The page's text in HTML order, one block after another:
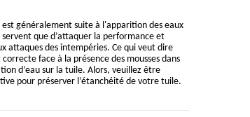
est généralement suite à l'apparition des eaux
que d’attaquer la performance et
attaques des intempéries. Ce qui veut dire
face à la présence des mousses dans
d’eau sur la tuile. Alors, veuillez être
pour préserver l’étanchéité de votre tuile.